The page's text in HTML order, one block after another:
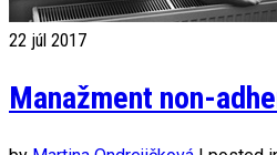
22 júl 2017
Manažment non-